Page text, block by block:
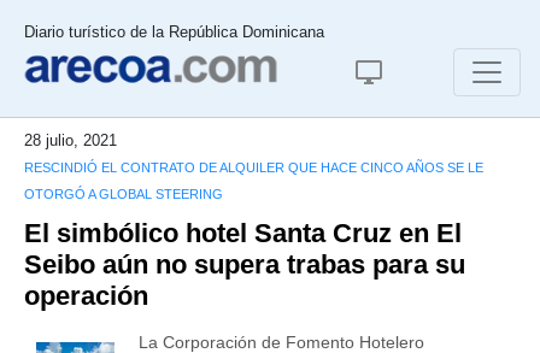
Diario turístico de la República Dominicana
28 julio, 2021
RESCINDIÓ EL CONTRATO DE ALQUILER QUE HACE CINCO AÑOS SE LE
OTORGÓ A GLOBAL STEERING
El simbólico hotel Santa Cruz en El
Seibo aún no supera trabas para su
operación
La Corporación de Fomento Hotelero